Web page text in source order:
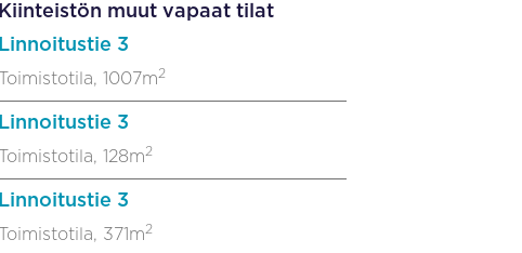
Kiinteistön muut vapaat tilat
Linnoitustie 3
Toimistotila, 1007m2
Linnoitustie 3
Toimistotila, 128m2
Linnoitustie 3
Toimistotila, 371m2